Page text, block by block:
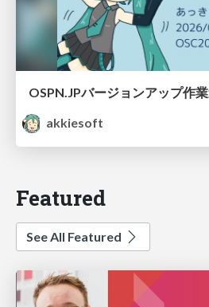
akkiesoft
Featured
See All Featured